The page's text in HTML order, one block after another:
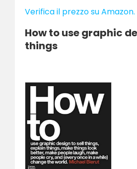
Verifica il prezzo su Amazon.
How to use graphic
things